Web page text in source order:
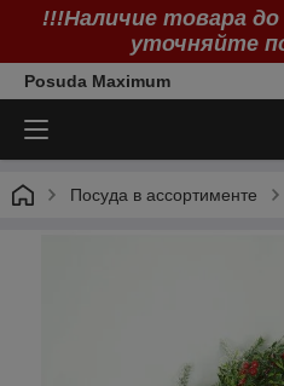
!!!Наличие товара до
уточняйте
Posuda Maximum
Посуда в ассортименте